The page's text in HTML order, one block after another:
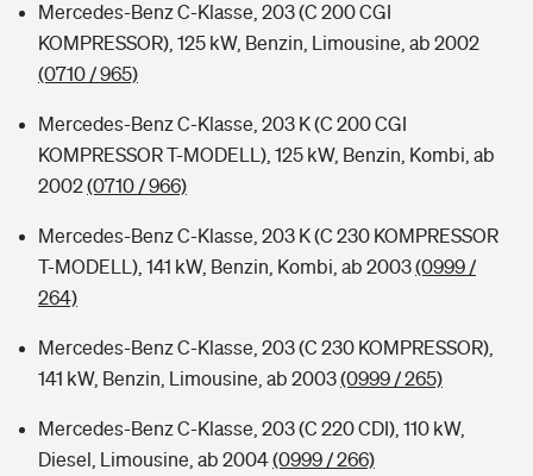
Mercedes-Benz C-Klasse, 203 (C 200 CGI
KOMPRESSOR), 125 kW, Benzin, Limousine, ab 2002
(0710 / 965)
Mercedes-Benz C-Klasse, 203 K (C 200 CGI
KOMPRESSOR T-MODELL), 125 kW, Benzin, Kombi, ab
2002(0710 / 966)
Mercedes-Benz C-Klasse, 203 K (C 230 KOMPRESSOR
T-MODELL), 141 kW, Benzin, Kombi, ab 2003(0999 /
264)
Mercedes-Benz C-Klasse, 203 (C 230 KOMPRESSOR),
141 kW, Benzin, Limousine, ab 2003(0999 / 265)
Mercedes-Benz C-Klasse, 203 (C 220 CDI), 110 kW,
Diesel, Limousine, ab 2004(0999 / 266)